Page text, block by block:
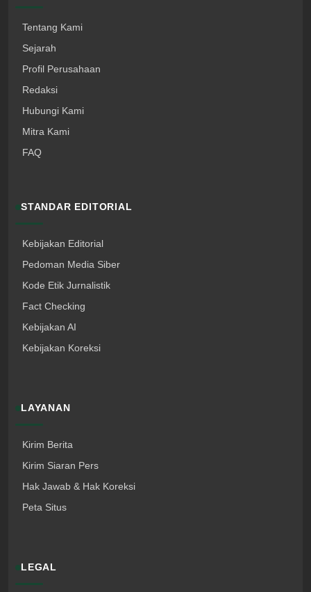
Tentang Kami
Sejarah
Profil Perusahaan
Redaksi
Hubungi Kami
Mitra Kami
FAQ
STANDAR EDITORIAL
Kebijakan Editorial
Pedoman Media Siber
Kode Etik Jurnalistik
Fact Checking
Kebijakan AI
Kebijakan Koreksi
LAYANAN
Kirim Berita
Kirim Siaran Pers
Hak Jawab & Hak Koreksi
Peta Situs
LEGAL